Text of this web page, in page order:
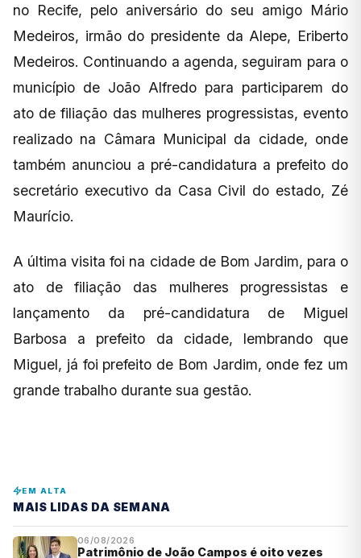
no Recife, pelo aniversário do seu amigo Mário
Medeiros, irmão do presidente da Alepe, Eriberto
Medeiros. Continuando a agenda, seguiram para o
município de João Alfredo para participarem do
ato de filiação das mulheres progressistas, evento
realizado na Câmara Municipal da cidade, onde
também anunciou a pré-candidatura a prefeito do
secretário executivo da Casa Civil do estado, Zé
Maurício.
A última visita foi na cidade de Bom Jardim, para o
ato de filiação das mulheres progressistas e
lançamento da pré-candidatura de Miguel
Barbosa a prefeito da cidade, lembrando que
Miguel, já foi prefeito de Bom Jardim, onde fez um
grande trabalho durante sua gestão.
EM ALTA
MAIS LIDAS DA SEMANA
06/08/2026
Patrimônio de João Campos é oito vezes